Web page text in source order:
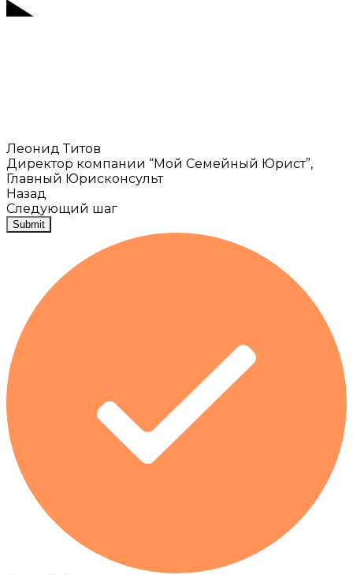
Леонид Титов
Директор компании “Мой Семейный Юрист”,
Главный Юрисконсульт
Назад
Следующий шаг